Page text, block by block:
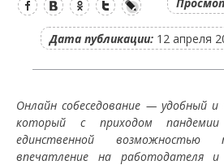
Дата публикации: 12 апреля
Онлайн собеседование — удобный
который с приходом
единственной возможностью
впечатление на работодателя